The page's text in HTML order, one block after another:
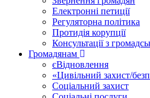
Електронні петиції
Регуляторна політика
Протидія корупції
Консультації з
Громадянам
єВідновлення
«Цивільний захист/
Соціальний захист